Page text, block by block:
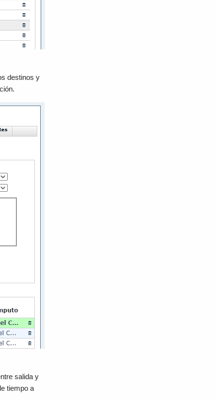
destinos y
salida y
tiempo a